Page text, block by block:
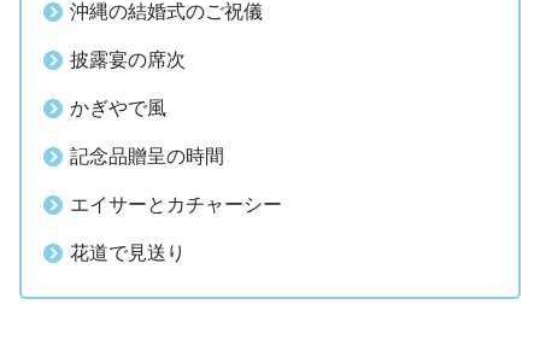
沖縄の結婚式のご祝儀
披露宴の席次
かぎやで風
記念品贈呈の時間
エイサーとカチャーシー
花道で見送り